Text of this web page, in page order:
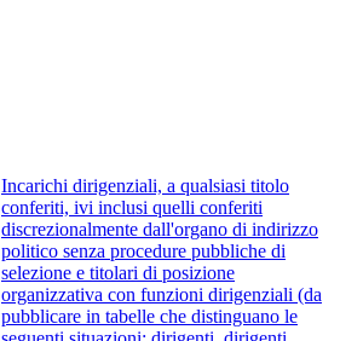
Incarichi dirigenziali, a qualsiasi titolo
conferiti, ivi inclusi quelli conferiti
discrezionalmente dall'organo di indirizzo
politico senza procedure pubbliche di
selezione e titolari di posizione
organizzativa con funzioni dirigenziali (da
pubblicare in tabelle che distinguano le